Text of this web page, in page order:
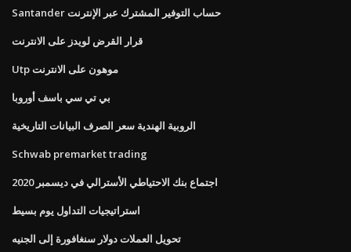
Santander حساب التوفير المشترك عبر الإنترنت
قرار القرض لويدز على الانترنت
Utp موهون على الانترنت
بي تي سي باسف أوروبا
الروبية الهندية سعر الصرف البيانات التاريخية
Schwab premarket trading
اجتماع بنك الاحتياطي الأسترالي في ديسمبر 2020
استراتيجيات التداول يوم بسيط
تحويل العملات دولار سنغافورة إلى الجنيه